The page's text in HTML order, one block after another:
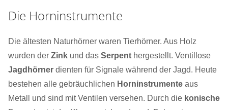
Die Horninstrumente
Die ältesten Naturhörner waren Tierhörner. Aus Holz
wurden der Zink und das Serpent hergestellt. Ventillose
Jagdhörner dienten für Signale während der Jagd. Heute
bestehen alle gebräuchlichen Horninstrumente aus
Metall und sind mit Ventilen versehen. Durch die konische